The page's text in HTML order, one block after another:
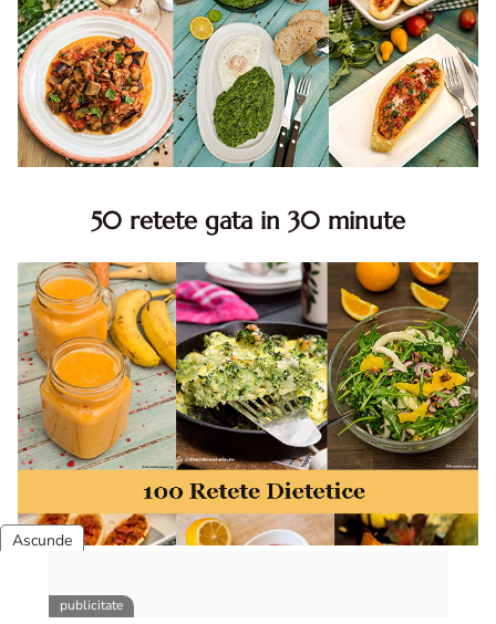
50 retete gata in 30 minute
minute. Retete rapide. Retete rapide de mancare. Idei
retete mancare rapid